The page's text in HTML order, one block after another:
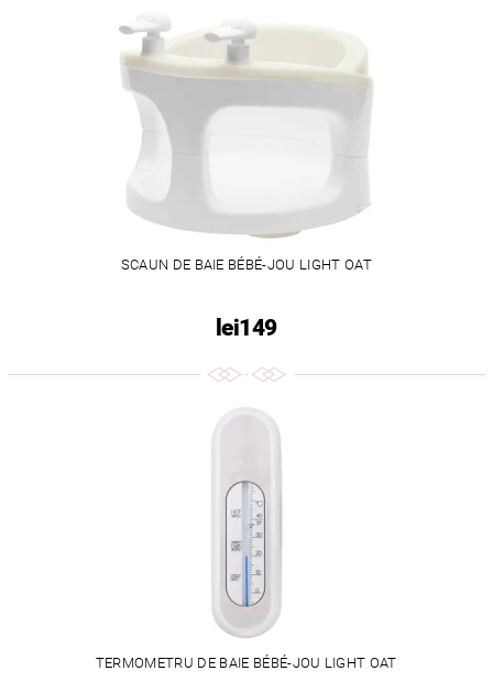
SCAUN DE BAIE BÉBÉ-JOU LIGHT OAT
lei149
TERMOMETRU DE BAIE BÉBÉ-JOU LIGHT OAT